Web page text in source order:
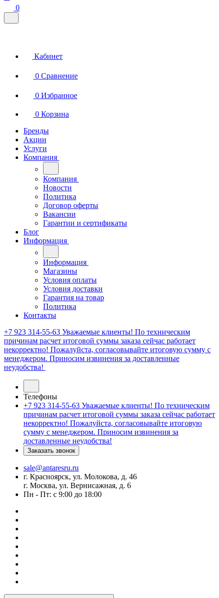
0
Кабинет
0 Сравнение
0 Избранное
0 Корзина
Бренды
Акции
Услуги
Компания
Компания
Новости
Политика
Договор оферты
Вакансии
Гарантии и сертификаты
Блог
Информация
Информация
Магазины
Условия оплаты
Условия доставки
Гарантия на товар
Политика
Контакты
+7 923 314-55-63 Уважаемые клиенты! По техническим
причинам расчет итоговой суммы заказа сейчас работает
некорректно! Пожалуйста, согласовывайте итоговую сумму с
менеджером. Приносим извинения за доставленные
неудобства!
Телефоны
+7 923 314-55-63 Уважаемые клиенты! По техническим
причинам расчет итоговой суммы заказа сейчас работает
некорректно! Пожалуйста, согласовывайте итоговую
сумму с менеджером. Приносим извинения за
доставленные неудобства!
Заказать звонок
sale@antaresru.ru
г. Красноярск, ул. Молокова, д. 46
г. Москва, ул. Вернисажная, д. 6
Пн - Пт: с 9:00 до 18:00